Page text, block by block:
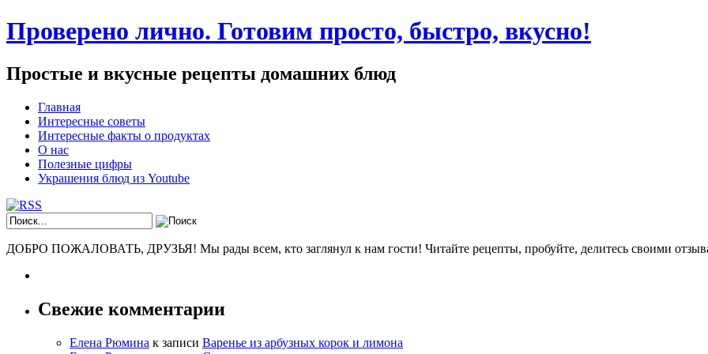
Проверено лично. Готовим просто, быстро, вкусно!
Простые и вкусные рецепты домашних блюд
Главная
Интересные советы
Интересные факты о продуктах
О нас
Полезные цифры
Украшения блюд из Youtube
ДОБРО ПОЖАЛОВАТЬ, ДРУЗЬЯ! Мы рады всем, кто заглянул к нам гости! Читайте рецепты, пробуйте, делитесь своими
Свежие комментарии
Елена Рюмина к записи Варенье из арбузных корок и лимона